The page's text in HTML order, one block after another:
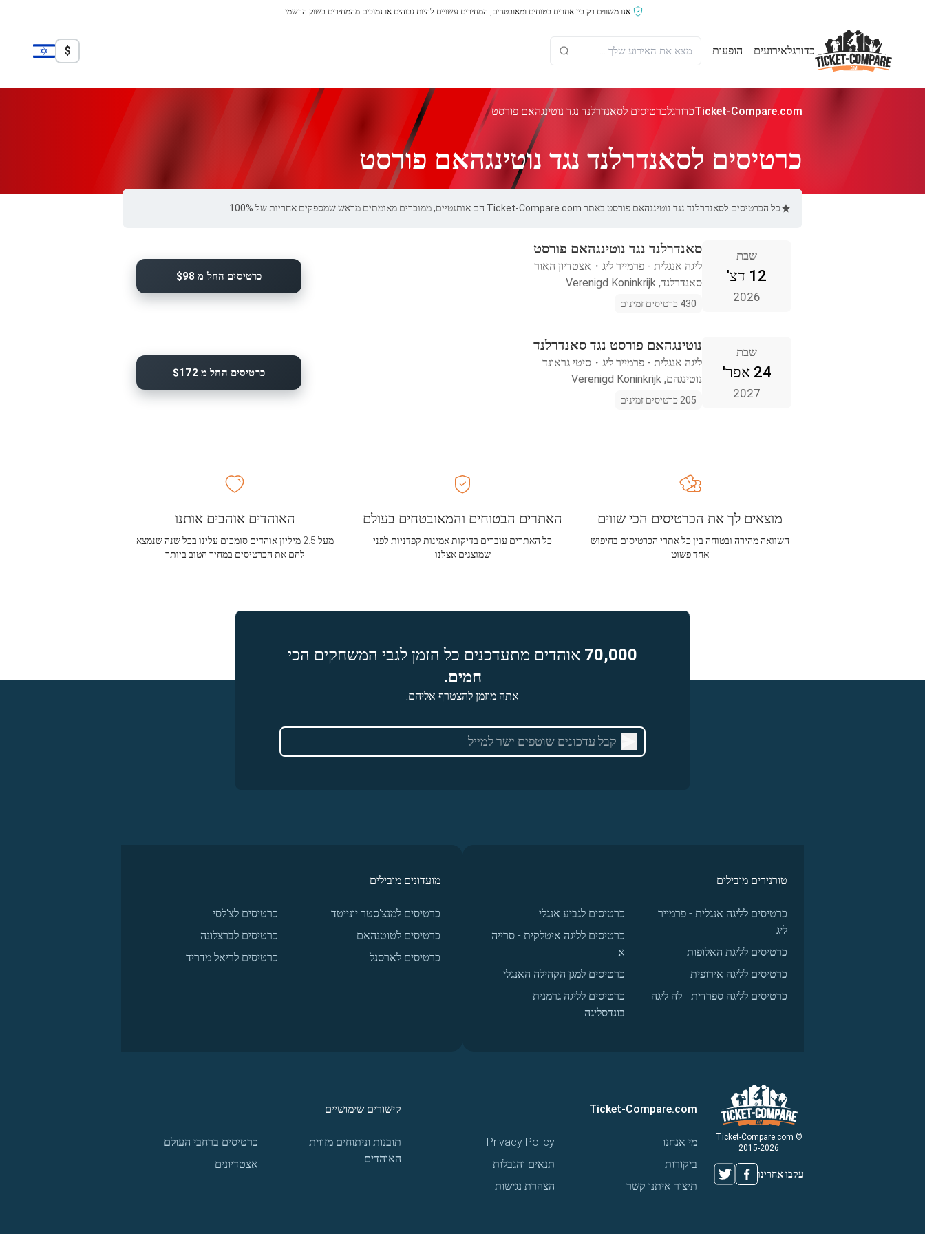
אנו משווים רק בין אתרים בטוחים ומאובטחים, המחירים עשויים להיות גבוהים או נמוכים מהמחירים בשוק הרשמי.
כדורגלאירועים הופעות $
Ticket-Compare.comכדורגלכרטיסים לסאנדרלנד נגד נוטינגהאם פורסט
כרטיסים לסאנדרלנד נגד נוטינגהאם פורסט
כל הכרטיסים לסאנדרלנד נגד נוטינגהאם פורסט באתר Ticket-Compare.com הם אותנטיים, ממוכרים מאומתים מראש שמספקים אחריות של 100%.
שבת
12 דצ'
2026
סאנדרלנד נגד נוטינגהאם פורסט
ליגה אנגלית - פרמייר ליג ・ אצטדיון האור
סאנדרלנד, Verenigd Koninkrijk
430 כרטיסים זמינים
כרטיסים החל מ $98
שבת
24 אפר'
2027
נוטינגהאם פורסט נגד סאנדרלנד
ליגה אנגלית - פרמייר ליג ・ סיטי גראונד
נוטינגהם, Verenigd Koninkrijk
205 כרטיסים זמינים
כרטיסים החל מ $172
האתרים הבטוחים והמאובטחים בעולם
כל האתרים עוברים בדיקות אמינות קפדניות לפני
שמוצגים אצלנו
מוצאים לך את הכרטיסים הכי שווים
השוואה מהירה ובטוחה בין כל אתרי הכרטיסים בחיפוש
אחד פשוט
האוהדים אוהבים אותנו
מעל 2.5 מיליון אוהדים סומכים עלינו בכל שנה שנמצא
להם את הכרטיסים במחיר הטוב ביותר
70,000 אוהדים מתעדכנים כל הזמן לגבי המשחקים הכי
חמים.
אתה מוזמן להצטרף אליהם.
טורנירים מובילים
כרטיסים לליגה אנגלית - פרמייר
ליג
כרטיסים לליגת האלופות
כרטיסים לליגה אירופית
כרטיסים לליגה ספרדית - לה ליגה
כרטיסים לגביע אנגלי
כרטיסים לליגה איטלקית - סרייה
א
כרטיסים למגן הקהילה האנגלי
כרטיסים לליגה גרמנית -
בונדסליגה
מועדונים מובילים
כרטיסים למנצ'סטר יונייטד
כרטיסים לטוטנהאם
כרטיסים לארסנל
כרטיסים לצ'לסי
כרטיסים לברצלונה
כרטיסים לריאל מדריד
© Ticket-Compare.com
2015-2026
עקבו אחרינו
Ticket-Compare.com
מי אנחנו
ביקורות
תיצור איתנו קשר
Privacy Policy
תנאים והגבלות
הצהרת נגישות
קישורים שימושיים
תובנות וניתוחים מזווית
האוהדים
כרטיסים ברחבי העולם
אצטדיונים